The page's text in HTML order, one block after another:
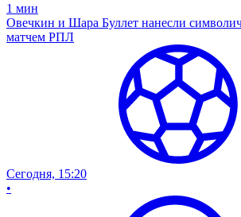
1 мин
Овечкин и Шара Буллет нанесли
матчем РПЛ
Сегодня, 15:20
•